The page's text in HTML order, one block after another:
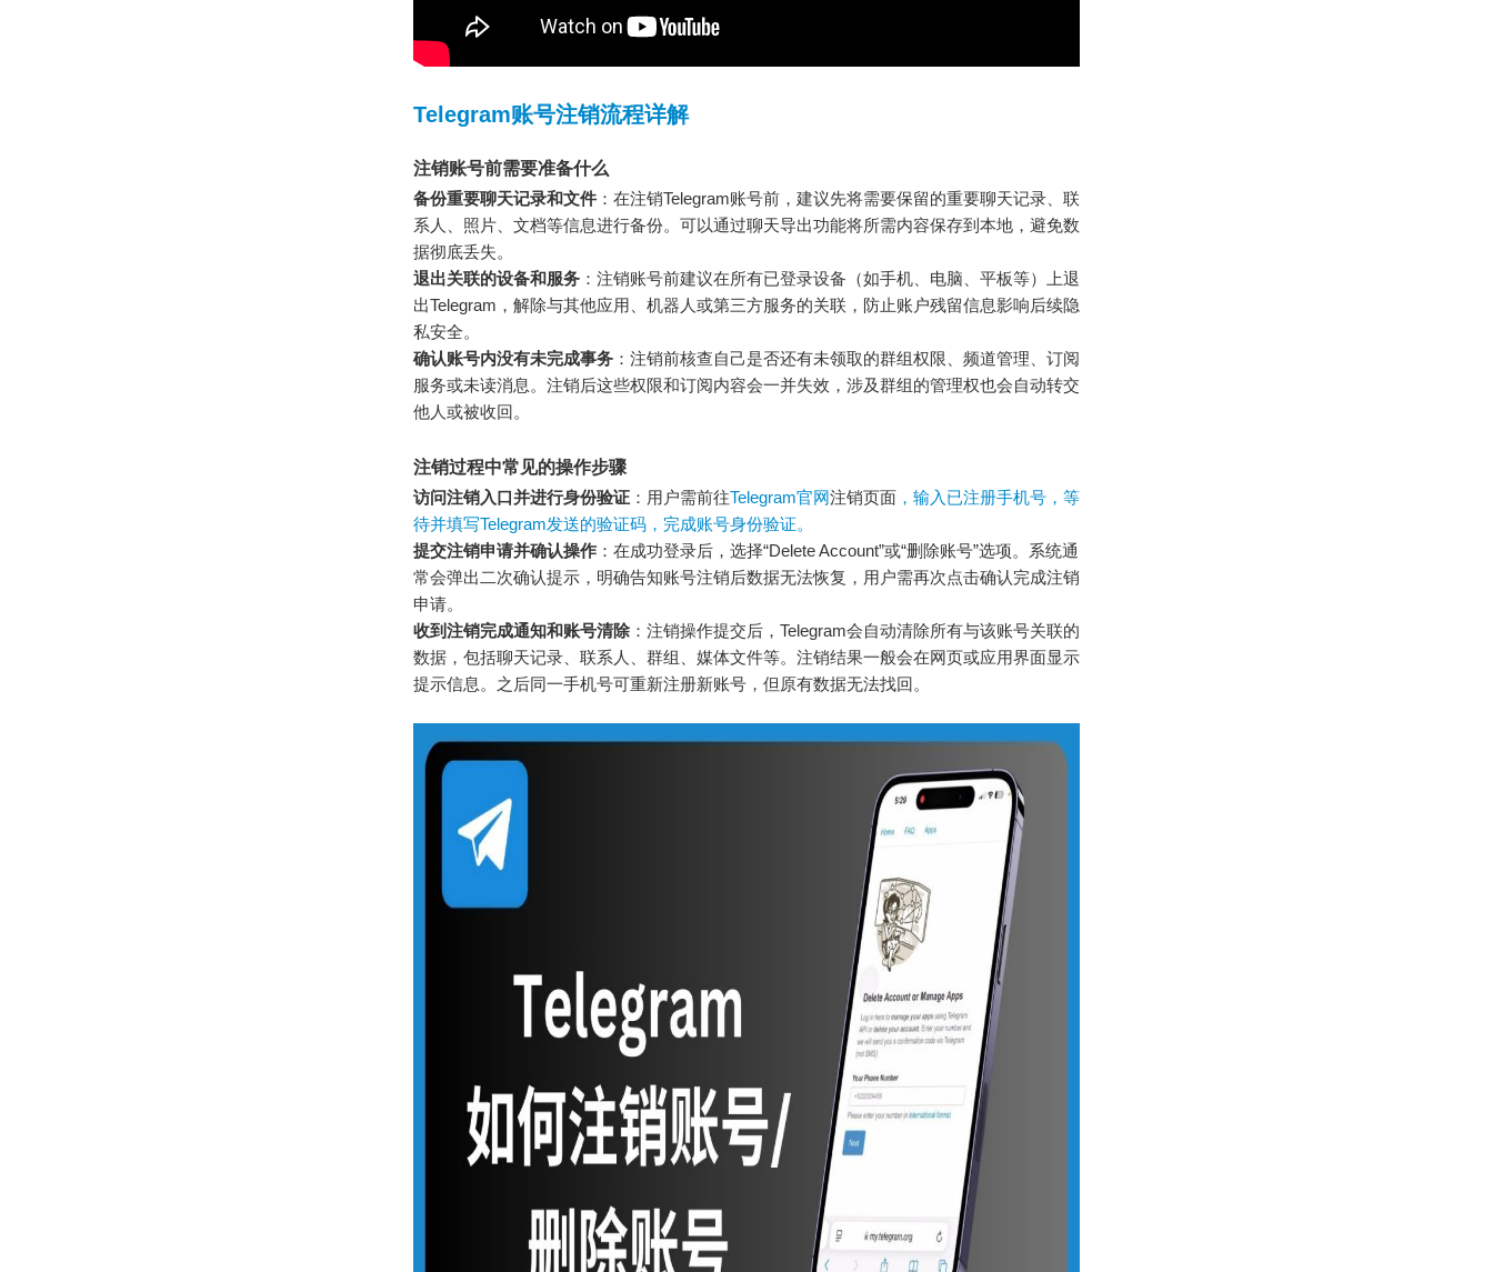
Telegram账号注销流程详解
注销账号前需要准备什么
备份重要聊天记录和文件 ：在注销Telegram账号前，建议先将需要保留的重要聊天记录、联
系人、照片、文档等信息进行备份。可以通过聊天导出功能将所需内容保存到本地，避免数
据彻底丢失。
退出关联的设备和服务 ：注销账号前建议在所有已登录设备（如手机、电脑、平板等）上退
出Telegram，解除与其他应用、机器人或第三方服务的关联，防止账户残留信息影响后续隐
私安全。
确认账号内没有未完成事务 ：注销前核查自己是否还有未领取的群组权限、频道管理、订阅
服务或未读消息。注销后这些权限和订阅内容会一并失效，涉及群组的管理权也会自动转交
他人或被收回。
注销过程中常见的操作步骤
访问注销入口并进行身份验证 ：用户需前往Telegram官网注销页面 ，输入已注册手机号，等
待并填写Telegram发送的验证码，完成账号身份验证。
提交注销申请并确认操作 ：在成功登录后，选择“Delete Account”或“删除账号”选项。系统通
常会弹出二次确认提示，明确告知账号注销后数据无法恢复，用户需再次点击确认完成注销
申请。
收到注销完成通知和账号清除 ：注销操作提交后，Telegram会自动清除所有与该账号关联的
数据，包括聊天记录、联系人、群组、媒体文件等。注销结果一般会在网页或应用界面显示
提示信息。之后同一手机号可重新注册新账号，但原有数据无法找回。